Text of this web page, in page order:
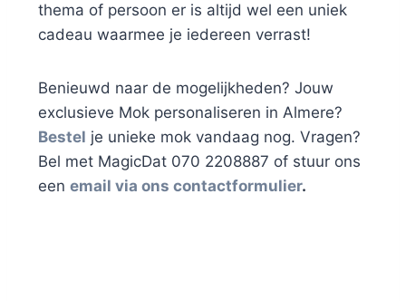
thema of persoon er is altijd wel een uniek
cadeau waarmee je iedereen verrast!
Benieuwd naar de mogelijkheden? Jouw
exclusieve Mok personaliseren in Almere?
Bestel je unieke mok vandaag nog. Vragen?
Bel met MagicDat 070 2208887 of stuur ons
een email via ons contactformulier.